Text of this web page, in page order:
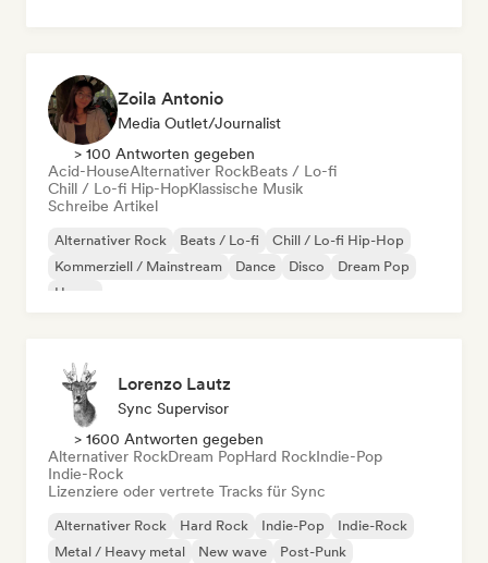
Zoila Antonio
Media Outlet/Journalist
> 100 Antworten gegeben
Acid-HouseAlternativer RockBeats / Lo-fi
Chill / Lo-fi Hip-HopKlassische Musik
Schreibe Artikel
Alternativer Rock Beats / Lo-fi
Chill / Lo-fi Hip-Hop
Kommerziell / Mainstream
Dance Disco
Dream Pop
House
Lorenzo Lautz
Sync Supervisor
> 1600 Antworten gegeben
Alternativer RockDream PopHard RockIndie-Pop
Indie-Rock
Lizenziere oder vertrete Tracks für Sync
Alternativer Rock Hard Rock Indie-Pop
Indie-Rock
Metal / Heavy metal
New wave Post-Punk